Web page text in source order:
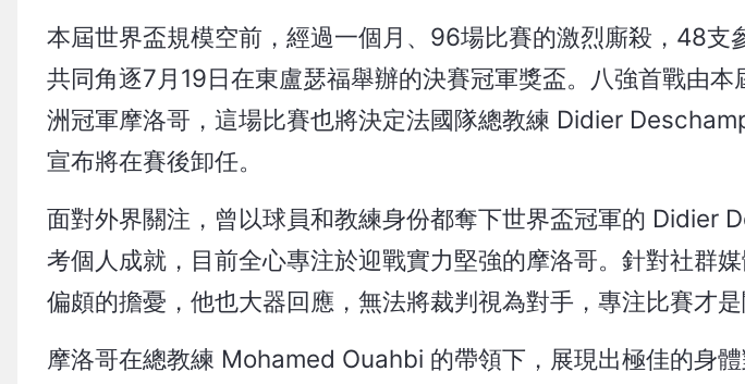
本屆世界盃規模空前，經過一個月、96場比賽的激烈廝殺，48支
共同角逐7月19日在東盧瑟福舉辦的決賽冠軍獎盃。八強首戰由
洲冠軍摩洛哥，這場比賽也將決定法國隊總教練 Didier
宣布將在賽後卸任。
面對外界關注，曾以球員和教練身份都奪下世界盃冠軍的 Didier
考個人成就，目前全心專注於迎戰實力堅強的摩洛哥。針對社群
偏頗的擔憂，他也大器回應，無法將裁判視為對手，專注比賽才是
摩洛哥在總教練 Mohamed Ouahbi 的帶領下，展現出極佳的身